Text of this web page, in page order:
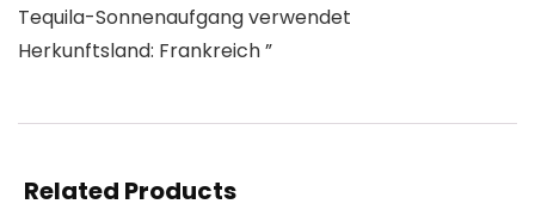
Tequila-Sonnenaufgang verwendet
Herkunftsland: Frankreich ”
Related Products